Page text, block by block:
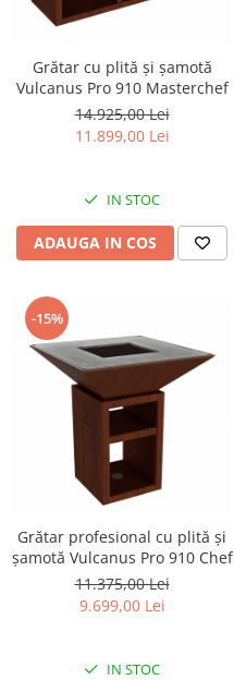
Grătar cu plită și șamotă
Vulcanus Pro 910 Masterchef
14.925,00 Lei
11.899,00 Lei
IN STOC
ADAUGA IN COS
-15%
Grătar profesional cu plită și
șamotă Vulcanus Pro 910 Chef
11.375,00 Lei
9.699,00 Lei
IN STOC